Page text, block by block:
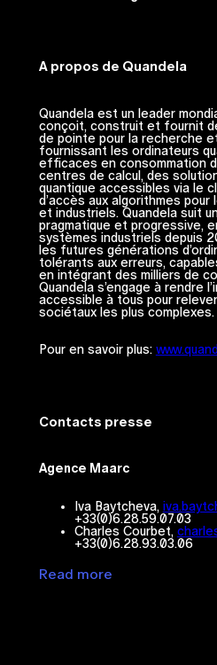
A propos de Quandela
Quandela est un leader
conçoit, construit et fournit
de pointe pour la recherche
fournissant les ordinateurs
efficaces en consommation
centres de calcul, des
quantique accessibles via le
d’accès aux algorithmes
et industriels. Quandela suit
pragmatique et progressive,
systèmes industriels depuis
les futures générations
tolérants aux erreurs,
en intégrant des milliers de
Quandela s’engage à rendre
accessible à tous pour
sociétaux les plus complexes.
Pour en savoir plus:
Contacts presse
Agence Maarc
Iva Baytcheva,
+33(0)6.28.59.07.03
Charles Courbet,
+33(0)6.28.93.03.06
Read more